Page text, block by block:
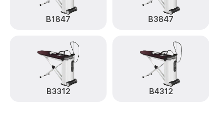
B1847 B3847
B3312 B4312